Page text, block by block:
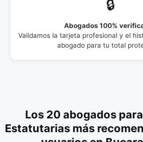
🔒
Abogados 100%
Validamos la tarjeta profesional y el
abogado para tu total
Los 20 abogados
Estatutarias más